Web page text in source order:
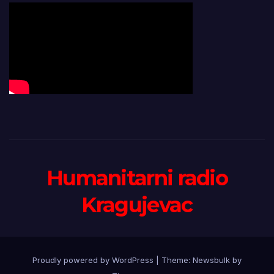
Humanitarni radio
Kragujevac
Proudly powered by WordPress Theme: Newsbulk by